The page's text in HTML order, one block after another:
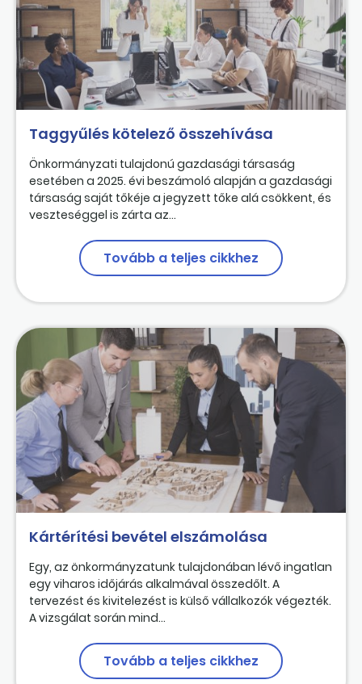
Taggyűlés kötelező összehívása
Önkormányzati tulajdonú gazdasági társaság
esetében a 2025. évi beszámoló alapján a gazdasági
társaság saját tőkéje a jegyzett tőke alá csökkent, és
veszteséggel is zárta az...
Tovább a teljes cikkhez
Kártérítési bevétel elszámolása
Egy, az önkormányzatunk tulajdonában lévő ingatlan
egy viharos időjárás alkalmával összedőlt. A
tervezést és kivitelezést is külső vállalkozók végezték.
A vizsgálat során mind...
Tovább a teljes cikkhez